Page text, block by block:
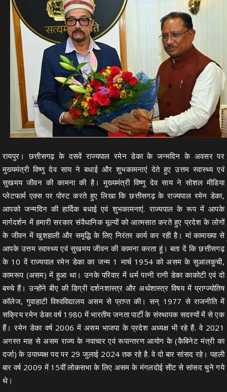
रायपुर। छत्तीसगढ़ के दसवें राज्यपाल रमेन डेका के जन्मदिन के अवसर पर
मुख्यमंत्री विष्णु देव साय ने बधाई और शुभकामनाएं देते हुए उत्तम स्वास्थ्य एवं
सुखमय जीवन की कामना की है। मुख्यमंत्री विष्णु देव साय ने सोशल मीडिया
प्लेटफार्म एक्स पर पोस्ट करते हुए लिखा कि छत्तीसगढ़ के राज्यपाल रमेन डेका,
आपको जन्मदिन की हार्दिक बधाई एवं शुभकामनाएं. राज्यपाल के रूप में आपके
मार्गदर्शन में हमारी सरकार संवैधानिक मूल्यों को आत्मसात करते हुए प्रदेश के लोगों
के जीवन में खुशहाली और समृद्धि के लिए निरंतर कार्य कर रही है। मां कामाख्या से
आपके उत्तम स्वास्थ्य एवं सुखमय जीवन की कामना करता हूं। बता दें कि छत्तीसगढ़
के 10 वें राज्यपाल रमेन डेका का जन्म 1 मार्च 1954 को असम के सुआलकुची,
कामरूप (असम) में हुआ था। उनके परिवार में धर्म पत्नी रानी डेका काकोटी एवं दो
बच्चे हैं। उन्होंने बीए की डिग्री दर्शनशास्त्र और अर्थशास्त्र विषय में प्राग्ज्योतिष
कॉलेज, गुवाहाटी विश्वविद्यालय असम से प्राप्त की। सन् 1977 से राजनीति में
सक्रिय रमेन डेका वर्ष 1980 में भारतीय जनता पार्टी के संस्थापक सदस्यों में से एक
हैं। रमेन डेका वर्ष 2006 में असम भाजपा के प्रदेश अध्यक्ष भी रहे हैं. वे 2021
अगस्त माह से असम राज्य के नवाचार एवं रूपान्तरण आयोग के (कैबिनेट मंत्री का
दर्जा) के उपाध्यक्ष पद पर 29 जुलाई 2024 तक रहे है. वे दो बार सांसद रहे। पहली
बार वर्ष 2009 में 15वीं लोकसभा के लिए असम के मंगलदोई सीट से सांसद चुने गये
थे।